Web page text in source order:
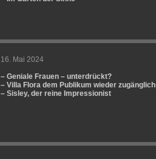
16. Mai 2024
– Geniale Frauen – unterdrückt?
– Villa Flora dem Publikum wieder zugänglich
– Sisley, der reine Impressionist